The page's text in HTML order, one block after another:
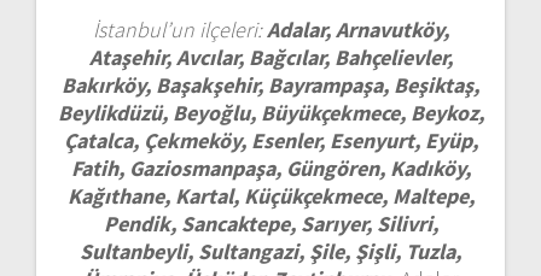
İstanbul’un ilçeleri:Adalar, Arnavutköy,
Ataşehir, Avcılar, Bağcılar, Bahçelievler,
Bakırköy, Başakşehir, Bayrampaşa, Beşiktaş,
Beylikdüzü, Beyoğlu, Büyükçekmece, Beykoz,
Çatalca, Çekmeköy, Esenler, Esenyurt, Eyüp,
Fatih, Gaziosmanpaşa, Güngören, Kadıköy,
Kağıthane, Kartal, Küçükçekmece, Maltepe,
Pendik, Sancaktepe, Sarıyer, Silivri,
Sultanbeyli, Sultangazi, Şile, Şişli, Tuzla,